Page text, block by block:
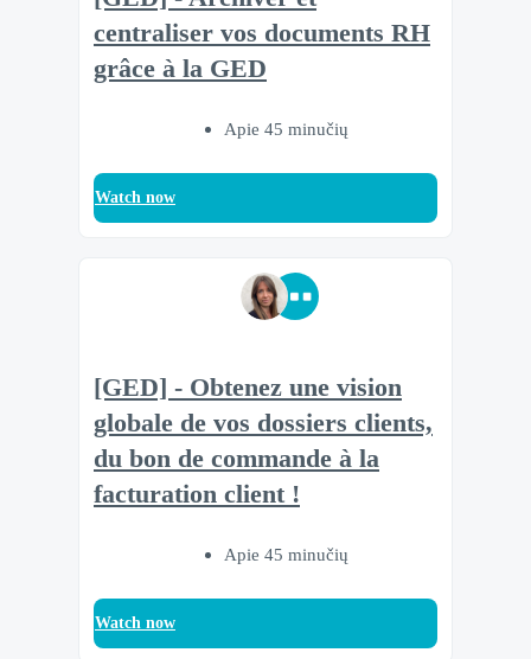
centraliser vos documents RH
grâce à la GED
Apie 45 minučių
Watch now
[GED] - Obtenez une vision
globale de vos dossiers clients,
du bon de commande à la
facturation client !
Apie 45 minučių
Watch now